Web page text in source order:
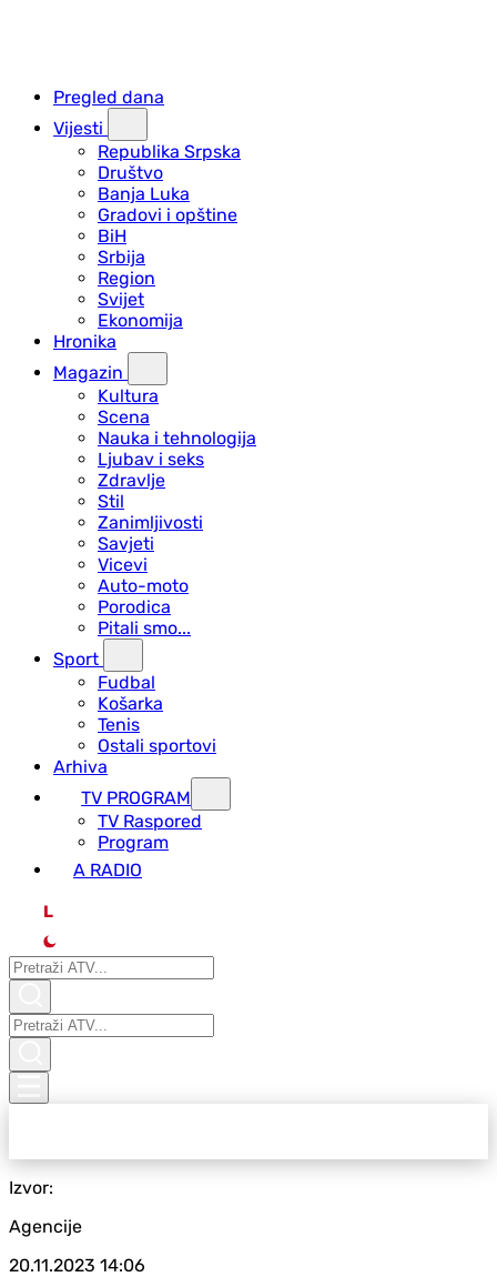
Pregled dana
Vijesti
Republika Srpska
Društvo
Banja Luka
Gradovi i opštine
BiH
Srbija
Region
Svijet
Ekonomija
Hronika
Magazin
Kultura
Scena
Nauka i tehnologija
Ljubav i seks
Zdravlje
Stil
Zanimljivosti
Savjeti
Vicevi
Auto-moto
Porodica
Pitali smo...
Sport
Fudbal
Košarka
Tenis
Ostali sportovi
Arhiva
TV PROGRAM
ТV Raspored
Program
A RADIO
L
Izvor:
Agencije
20.11.2023 14:06